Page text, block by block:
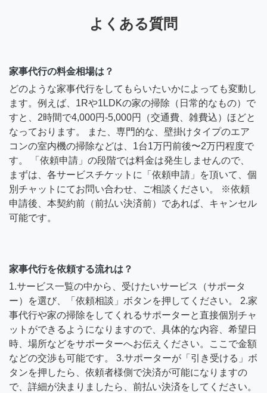
よくある質問
家事代行の料金相場は？
どのような家事代行をしてもらいたいかによっても変動し
ます。例えば、1Rや1LDKの家の掃除（日常的なもの）で
すと、2時間で4,000円-5,000円（交通費、雑費込）ほどと
なっております。 また、専門的な、壁掛けタイプのエア
コンの室内機の掃除などは、1台1万円前後〜2万円程度で
す。 「依頼申請」の段階では料金は発生しませんので、
まずは、各サービスチケットに「依頼申請」を頂いて、個
別チャットにてお問い合わせ、ご相談ください。 ※依頼
申請後、本契約前（前払い決済前）であれば、キャンセル
可能です。
家事代行を依頼する流れは？
1.サービス一覧の中から、受けたいサービス（サポータ
ー）を選び、「依頼相談」ボタンを押してください。 2.家
事代行や家の掃除をしてくれるサポーターと直接個別チャ
ットができるようになりますので、具体的な内容、希望日
時、場所などをサポーターへお伝えください。ここで金額
などの交渉も可能です。 3.サポーターが「引き受ける」ボ
タンを押したら、依頼者様側で決済が可能になりますの
で、詳細が決まりましたら、前払い決済をしてください。